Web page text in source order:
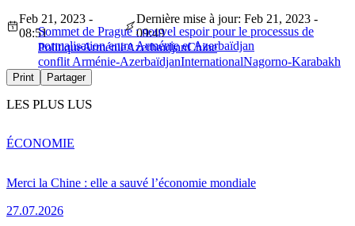
Sommet de Prague : nouvel espoir pour le processus de
normalisation entre Arménie et Azerbaïdjan
Feb 21, 2023 -
08:51
Dernière mise à jour: Feb 21, 2023 -
09:49
PolitiqueArménieAzerbaïdjanChine
conflit Arménie-AzerbaïdjanInternationalNagorno-Karabakh
Print Partager
LES PLUS LUS
Merci la Chine : elle a sauvé l’économie mondiale
27.07.2026
ÉCONOMIE